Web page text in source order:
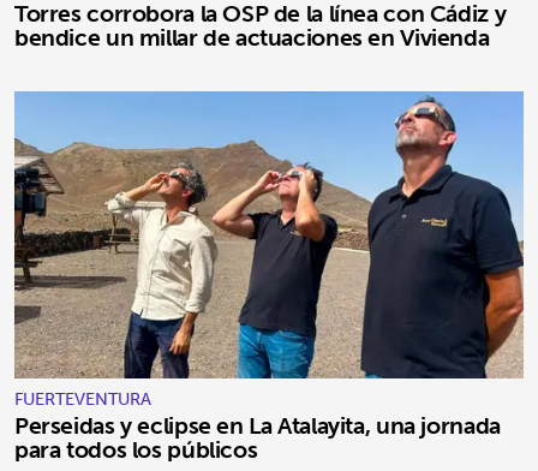
Torres corrobora la OSP de la línea con Cádiz y
bendice un millar de actuaciones en Vivienda
FUERTEVENTURA
Perseidas y eclipse en La Atalayita, una jornada
para todos los públicos